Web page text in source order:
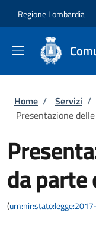
Regione Lombardia
Briciole
Home / Servizi /
Presentazione
da
(